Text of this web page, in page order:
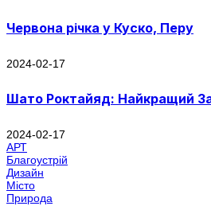
Червона річка у Куско, Перу
2024-02-17
Шато Роктайяд: Найкращий
2024-02-17
АРТ
Благоустрій
Дизайн
Місто
Природа